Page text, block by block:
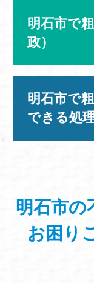
明石市で
政）
明石市で
できる処
明石市の
お困り